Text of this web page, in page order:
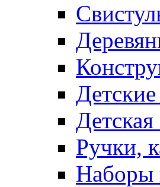
Детская
Ручки,
Наборы